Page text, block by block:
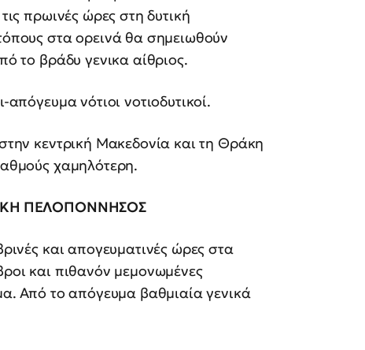
πρωινές ώρες στη δυτική
στα ορεινά θα σημειωθούν
το βράδυ γενικα αίθριος.
νότιοι νοτιοδυτικοί.
κεντρική Μακεδονία και τη Θράκη
χαμηλότερη.
ΠΕΛΟΠΟΝΝΗΣΟΣ
και απογευματινές ώρες στα
και πιθανόν μεμονωμένες
Από το απόγευμα βαθμιαία γενικά